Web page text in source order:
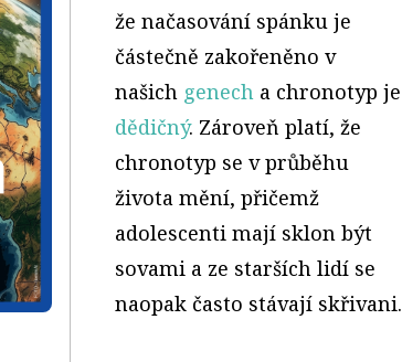
že načasování spánku je
částečně zakořeněno v
našich genech a chronotyp je
dědičný. Zároveň platí, že
chronotyp se v průběhu
života mění, přičemž
adolescenti mají sklon být
sovami a ze starších lidí se
naopak často stávají skřivani.